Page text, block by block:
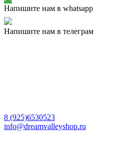
Напишите нам в whatsapp
Напишите нам в телеграм
8 (925)6530523
info@dreamvalleyshop.ru